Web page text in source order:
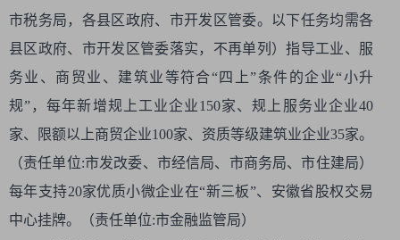
市税务局，各县区政府、市开发区管委。以下任务均需各
县区政府、市开发区管委落实，不再单列）指导工业、服
务业、商贸业、建筑业等符合“四上”条件的企业“小升
规”，每年新增规上工业企业150家、规上服务业企业40
家、限额以上商贸企业100家、资质等级建筑业企业35家。
（责任单位:市发改委、市经信局、市商务局、市住建局）
每年支持20家优质小微企业在“新三板”、安徽省股权交易
中心挂牌。（责任单位:市金融监管局）